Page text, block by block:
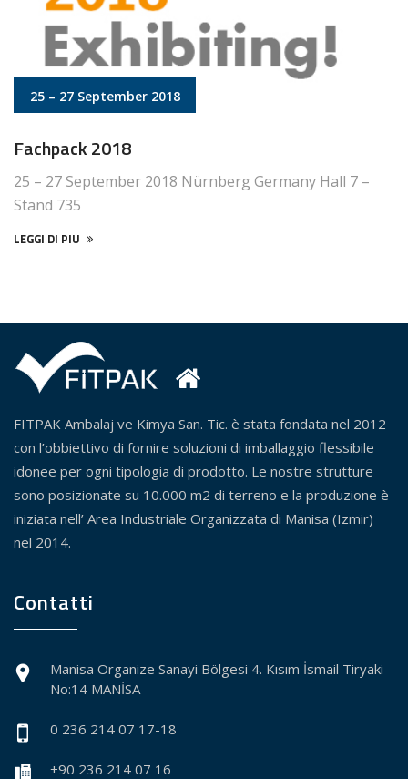
25 – 27 September 2018
Fachpack 2018
25 – 27 September 2018 Nürnberg Germany Hall 7 –
Stand 735
LEGGI DI PIU
FITPAK Ambalaj ve Kimya San. Tic. è stata fondata nel 2012
con l’obbiettivo di fornire soluzioni di imballaggio flessibile
idonee per ogni tipologia di prodotto. Le nostre strutture
sono posizionate su 10.000 m2 di terreno e la produzione è
iniziata nell’ Area Industriale Organizzata di Manisa (Izmir)
nel 2014.
Contatti
Manisa Organize Sanayi Bölgesi 4. Kısım İsmail Tiryaki
No:14 MANİSA
0 236 214 07 17-18
+90 236 214 07 16